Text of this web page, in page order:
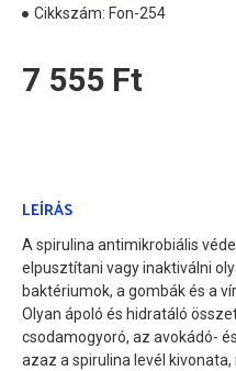
Cikkszám: Fon-254
7 555 Ft
LEÍRÁS
A spirulina antimikrobiális
elpusztítani vagy inaktiválni
baktériumok, a gombák és a
Olyan ápoló és hidratáló
csodamogyoró, az avokádó-
azaz a spirulina levél